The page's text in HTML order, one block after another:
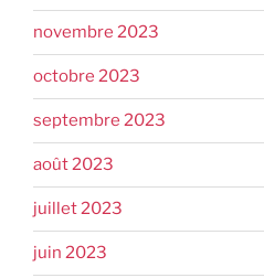
novembre 2023
octobre 2023
septembre 2023
août 2023
juillet 2023
juin 2023